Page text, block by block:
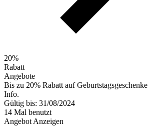
20%
Rabatt
Angebote
Bis zu 20% Rabatt auf Geburtstagsgeschenke
Info.
Gültig bis: 31/08/2024
14 Mal benutzt
Angebot Anzeigen